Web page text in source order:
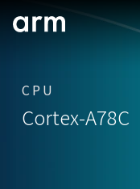
Skip to Main
Skip to Footer
サポート
Armアカウント
製品
CPU
Cortex-A78C